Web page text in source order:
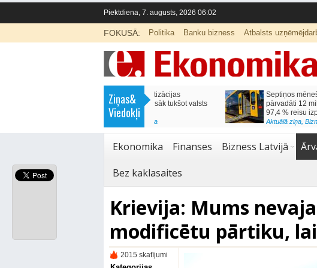
Piektdiena, 7. augusts, 2026 06:02
FOKUSĀ: Politika Banku bizness Atbalsts
Ziņas&
Viedokļi
Septiņos mēnešos Vivi vilcienos
pārvadāti 12 miljoni pasažieru; jūlijā
Tirdzniecība
Naudas glabāšana mājās var
simtiem eiro gadā
Aktuālā ziņa,Finanses
Ekonomika Finanses Bizness Latvijā
Bez kaklasaites
Krievija: Mums
modificētu pārtiku,
2015 skatījumi